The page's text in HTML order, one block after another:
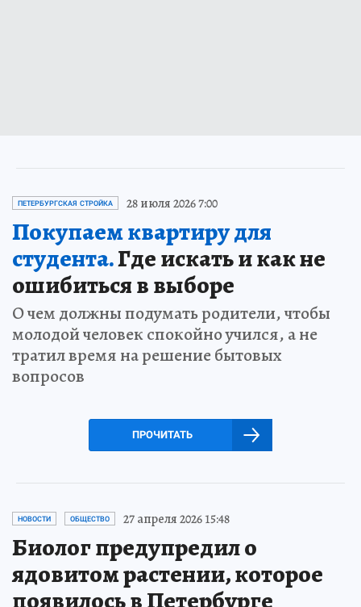
ПЕТЕРБУРГСКАЯ СТРОЙКА 28 июля 2026 7:00
Покупаем квартиру для
студента.Где искать и как не
ошибиться в выборе
О чем должны подумать родители, чтобы
молодой человек спокойно учился, а не
тратил время на решение бытовых
вопросов
ПРОЧИТАТЬ
НОВОСТИ ОБЩЕСТВО 27 апреля 2026 15:48
Биолог предупредил о
ядовитом растении, которое
появилось в Петербурге